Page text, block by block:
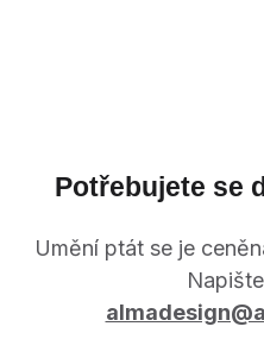
Potřebujete se
Umění ptát se je